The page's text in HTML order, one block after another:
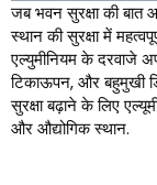
जब भवन सुरक्षा की बात
स्थान की सुरक्षा में
एल्युमीनियम के
टिकाऊपन, और बहुमुखी
सुरक्षा बढ़ाने के लिए
और औद्योगिक स्थान.